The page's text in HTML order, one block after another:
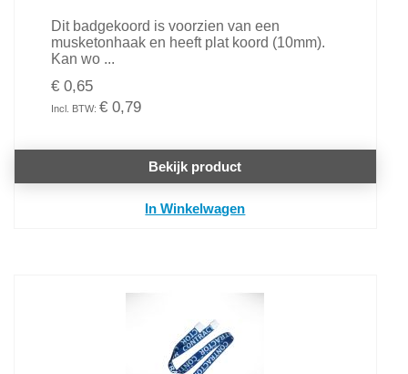
Dit badgekoord is voorzien van een
musketonhaak en heeft plat koord (10mm).
Kan wo ...
€ 0,65
€ 0,79
Bekijk product
In Winkelwagen